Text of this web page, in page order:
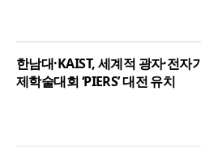
한남대·KAIST, 세계적 광자·전자
제학술대회 ‘PIERS’ 대전 유치